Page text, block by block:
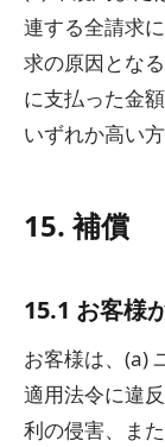
連する全請求
求の原因とな
に支払った金
いずれか高い
15. 補償
15.1 お客様
お客様は、(a)
適用法令に違
利の侵害、ま